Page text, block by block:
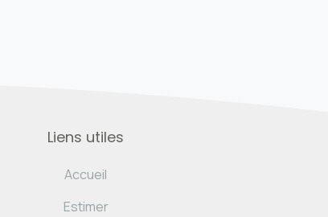
Liens utiles
Accueil
Estimer